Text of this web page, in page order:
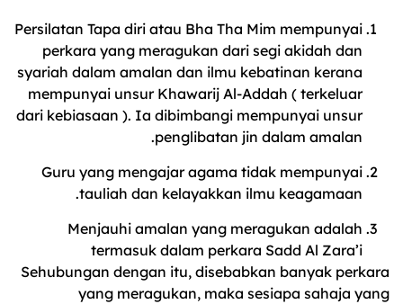
Persilatan Tapa diri atau Bha Tha Mim mempunyai
perkara yang meragukan dari segi akidah dan
syariah dalam amalan dan ilmu kebatinan kerana
mempunyai unsur Khawarij Al-Addah ( terkeluar
dari kebiasaan ). Ia dibimbangi mempunyai unsur
penglibatan jin dalam amalan.
Guru yang mengajar agama tidak mempunyai
tauliah dan kelayakkan ilmu keagamaan.
Menjauhi amalan yang meragukan adalah
termasuk dalam perkara Sadd Al Zara’i
Sehubungan dengan itu, disebabkan banyak perkara
yang meragukan, maka sesiapa sahaja yang